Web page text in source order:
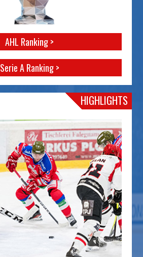
AHL Ranking >
Serie A Ranking >
HIGHLIGHTS